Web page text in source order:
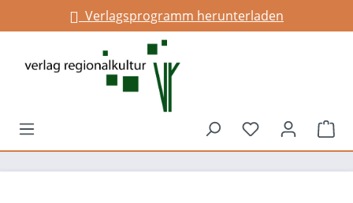
springenVerlagsprogramm herunterladen
Du hast 0